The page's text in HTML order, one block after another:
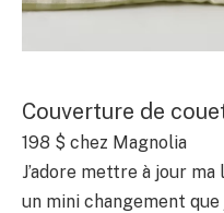
Couverture de
198 $ chez Magnolia
J’adore mettre à jour
un mini changement